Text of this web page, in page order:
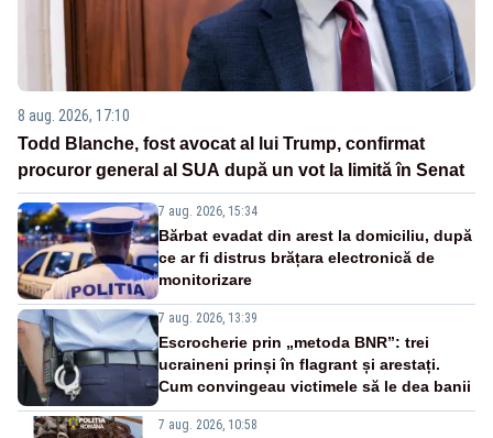
8 aug. 2026, 17:10
Todd Blanche, fost avocat al lui Trump, confirmat
procuror general al SUA după un vot la limită în Senat
7 aug. 2026, 15:34
Bărbat evadat din arest la domiciliu, după
ce ar fi distrus brățara electronică de
monitorizare
7 aug. 2026, 13:39
Escrocherie prin „metoda BNR”: trei
ucraineni prinși în flagrant și arestați.
Cum convingeau victimele să le dea banii
7 aug. 2026, 10:58